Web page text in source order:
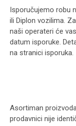
Isporučujemo robu
ili Diplon vozilima.
naši operateri će
datum isporuke.
na stranici isporuka.
Asortiman
prodavnici nije